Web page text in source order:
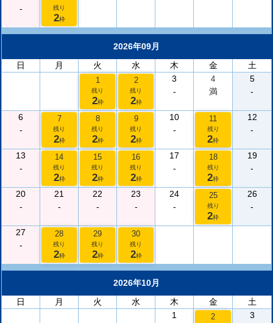
-
残り
2枠
2026年09月
日
月 火 水 木 金 土
1
残り
2枠
2
残り
2枠
3
-
4
満
5
-
6
-
7
残り
2枠
8
残り
2枠
9
残り
2枠
10
-
11
残り
2枠
12
-
13
-
14
残り
2枠
15
残り
2枠
16
残り
2枠
17
-
18
残り
2枠
19
-
20
-
21
-
22
-
23
-
24
-
25
残り
2枠
26
-
27
-
28
残り
2枠
29
残り
2枠
30
残り
2枠
2026年10月
日
月 火 水 木 金
土
1
2
3